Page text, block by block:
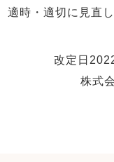
適時・適切に見直
改定日
株式